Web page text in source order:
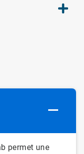
permet une